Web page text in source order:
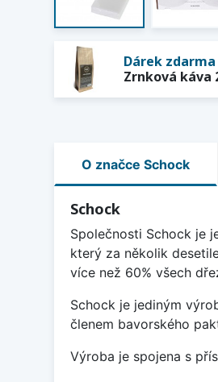
Dárek zdarma
Zrnková káva
O značce Schock
Schock
Společnosti Schock je
který za několik
více než 60% všech
Schock je jediným
členem bavorského
Výroba je spojena s